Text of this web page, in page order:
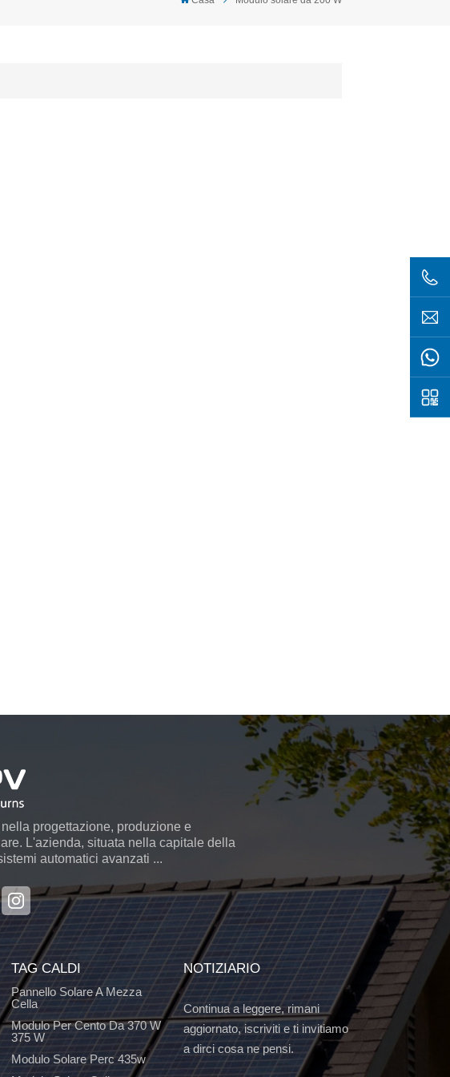
progettazione, produzione e
L'azienda, situata nella capitale della
automatici avanzati ...
TAG CALDI
Pannello Solare A Mezza
Cella
Modulo Per Cento Da 370 W
375 W
Modulo Solare Perc 435w
NOTIZIARIO
Continua a leggere, rimani
aggiornato, iscriviti e ti invitiamo
a dirci cosa ne pensi.